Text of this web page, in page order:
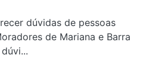
dúvidas de pessoas
de Mariana e Barra